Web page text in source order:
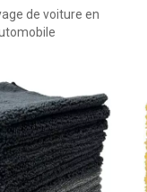
de voiture en